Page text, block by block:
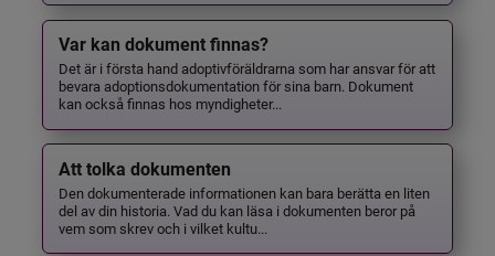
Var kan dokument finnas?
Det är i första hand adoptivföräldrarna som har ansvar för att
bevara adoptionsdokumentation för sina barn. Dokument
kan också finnas hos myndigheter...
Att tolka dokumenten
Den dokumenterade informationen kan bara berätta en liten
del av din historia. Vad du kan läsa i dokumenten beror på
vem som skrev och i vilket kultu...